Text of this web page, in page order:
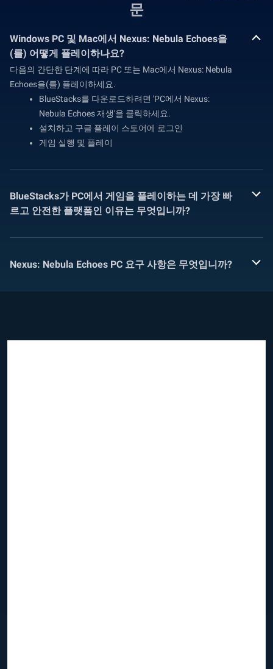
문
Windows PC 및 Mac에서 Nexus: Nebula Echoes을
(를) 어떻게 플레이하나요?
다음의 간단한 단계에 따라 PC 또는 Mac에서 Nexus: Nebula
Echoes을(를) 플레이하세요.
BlueStacks를 다운로드하려면 'PC에서 Nexus:
Nebula Echoes 재생'을 클릭하세요.
설치하고 구글 플레이 스토어에 로그인
게임 실행 및 플레이
BlueStacks가 PC에서 게임을 플레이하는 데 가장 빠
르고 안전한 플랫폼인 이유는 무엇입니까?
Nexus: Nebula Echoes PC 요구 사항은 무엇입니까?